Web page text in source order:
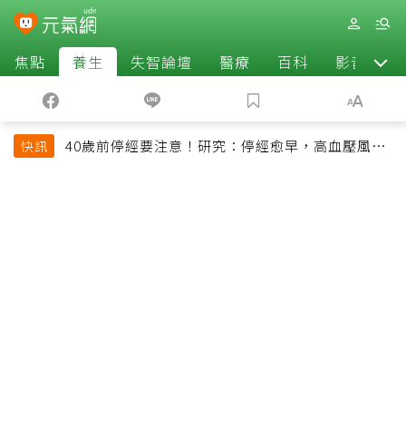
焦點 養生 失智論壇 醫療 百科 影音
快訊
40歲前停經要注意！研究：停經愈早，高血壓風險